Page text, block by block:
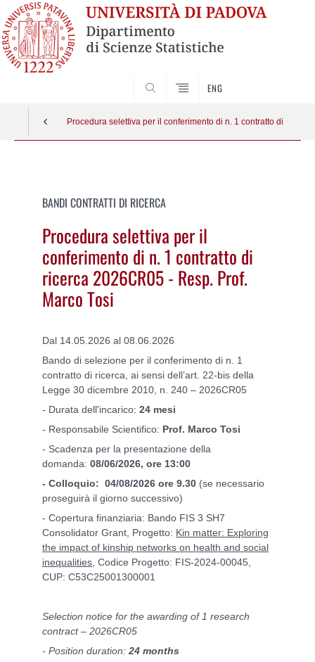
ENG
Procedura selettiva per il conferimento di n. 1 contratto di
BANDI CONTRATTI DI RICERCA
Procedura selettiva per il
conferimento di n. 1 contratto di
ricerca 2026CR05 - Resp. Prof.
Marco Tosi
Dal 14.05.2026 al 08.06.2026
Bando di selezione per il conferimento di n. 1
contratto di ricerca, ai sensi dell’art. 22-bis della
Legge 30 dicembre 2010, n. 240 – 2026CR05
- Durata dell'incarico: 24 mesi
- Responsabile Scientifico: Prof. Marco Tosi
- Scadenza per la presentazione della
domanda: 08/06/2026, ore 13:00
- Colloquio: 04/08/2026 ore 9.30 (se necessario
proseguirà il giorno successivo)
- Copertura finanziaria: Bando FIS 3 SH7
Consolidator Grant, Progetto: Kin matter: Exploring
the impact of kinship networks on health and social
inequalities , Codice Progetto: FIS-2024-00045,
CUP: C53C25001300001
Selection notice for the awarding of 1 research
contract – 2026CR05
- Position duration: 24 months